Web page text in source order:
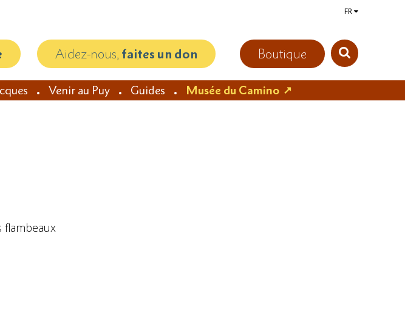
FR
Boutique
Aidez-nous, faites un don
Venir au Puy Guides Musée du Camino
flambeaux